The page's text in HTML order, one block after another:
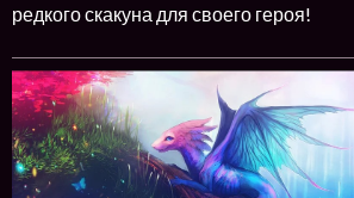
редкого скакуна для своего героя!